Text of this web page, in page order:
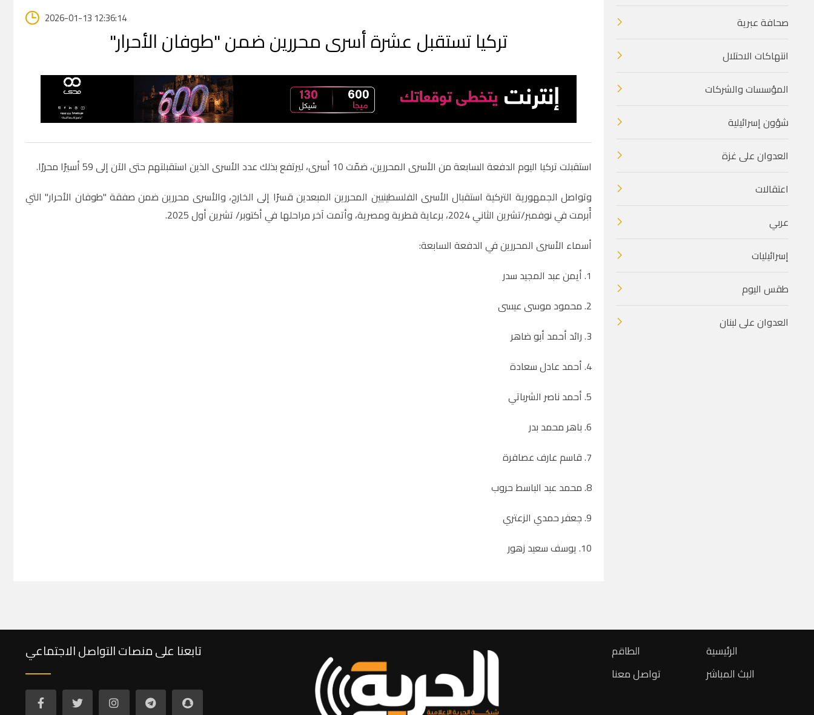
2026-01-13 12:36:14
تركيا تستقبل عشرة أسرى محررين ضمن "طوفان الأحرار"
استقبلت تركيا اليوم الدفعة السابعة من الأسرى المحررين، ضمّت 10 أسرى، ليرتفع بذلك عدد الأسرى الذين استقبلتهم حتى الآن إلى 59 أسيرًا محررًا.
وتواصل الجمهورية التركية استقبال الأسرى الفلسطينيين المحررين المبعدين قسرًا إلى الخارج، والأسرى محررين ضمن صفقة "طوفان الأحرار" التي
أُبرمت في نوفمبر/تشرين الثاني 2024، برعاية قطرية ومصرية، وأتمت آخر مراحلها في أكتوبر/ تشرين أول 2025.
أسماء الأسرى المحررين في الدفعة السابعة:
1. أيمن عبد المجيد سدر
2. محمود موسى عيسى
3. رائد أحمد أبو ضاهر
4. أحمد عادل سعادة
5. أحمد ناصر الشرباتي
6. باهر محمد بدر
7. قاسم عارف عصافرة
8. محمد عبد الباسط حروب
9. جعفر حمدي الزعتري
10. يوسف سعيد زهور
صحافة عبرية
انتهاكات الاحتلال
المؤسسات والشركات
شؤون إسرائيلية
العدوان على غزة
اعتقالات
عربي
إسرائيليات
طقس اليوم
العدوان على لبنان
تابعنا على منصات التواصل الاجتماعي
الطاقم
تواصل معنا
الرئيسية
البث المباشر